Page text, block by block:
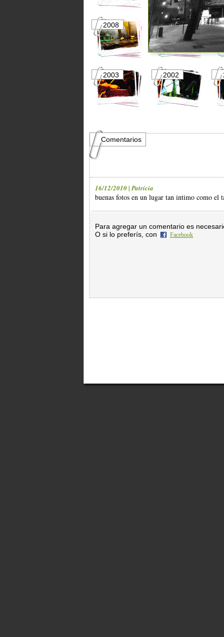
2008 2007
2003 2002
Comentarios
16/12/2010 | Patricia
buenas fotos en un lugar tan intimo como el
Para agregar un comentario es
O si lo preferís, con
Facebook